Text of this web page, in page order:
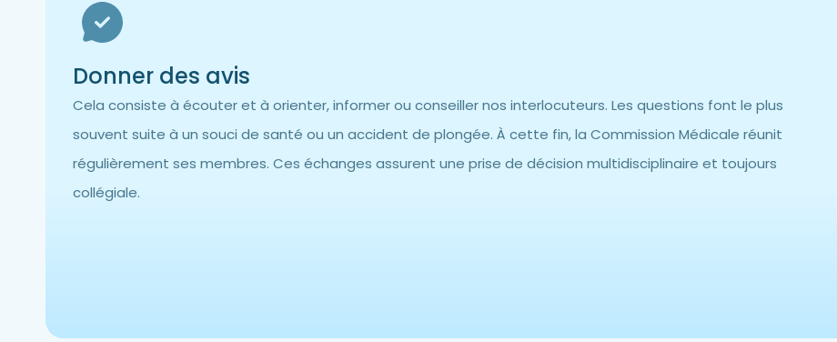
Donner des avis
Cela consiste à écouter et à orienter, informer ou conseiller nos interlocuteurs. Les questions font le plus
souvent suite à un souci de santé ou un accident de plongée. À cette fin, la Commission Médicale réunit
régulièrement ses membres. Ces échanges assurent une prise de décision multidisciplinaire et toujours
collégiale.